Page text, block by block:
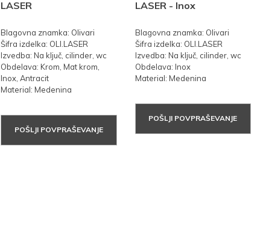
LASER
Blagovna znamka: Olivari
Šifra izdelka: OLI.LASER
Izvedba: Na ključ, cilinder, wc
Obdelava: Krom, Mat krom,
Inox, Antracit
Material: Medenina
POŠLJI POVPRAŠEVANJE
LASER - Inox
Blagovna znamka: Olivari
Šifra izdelka: OLI.LASER
Izvedba: Na ključ, cilinder, wc
Obdelava: Inox
Material: Medenina
POŠLJI POVPRAŠEVANJE